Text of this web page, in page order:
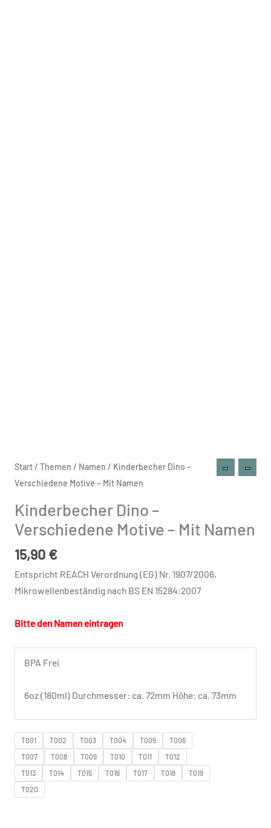
Start/ Themen / Namen / Kinderbecher Dino –
Verschiedene Motive – Mit Namen
Kinderbecher Dino –
Verschiedene Motive – Mit Namen
15,90 €
Entspricht REACH Verordnung (EG) Nr. 1907/2006,
Mikrowellenbeständig nach BS EN 15284:2007
Bitte den Namen eintragen
BPA Frei
6oz (180ml) Durchmesser: ca. 72mm Höhe: ca. 73mm
T001 T002 T003 T004 T005
T006
T007
T008 T009 T010 T011
T012
T013
T014 T015 T016 T017 T018
T019
T020
Kinderbecher
Dino
Verschiedene
Motive
-
Namen
Menge